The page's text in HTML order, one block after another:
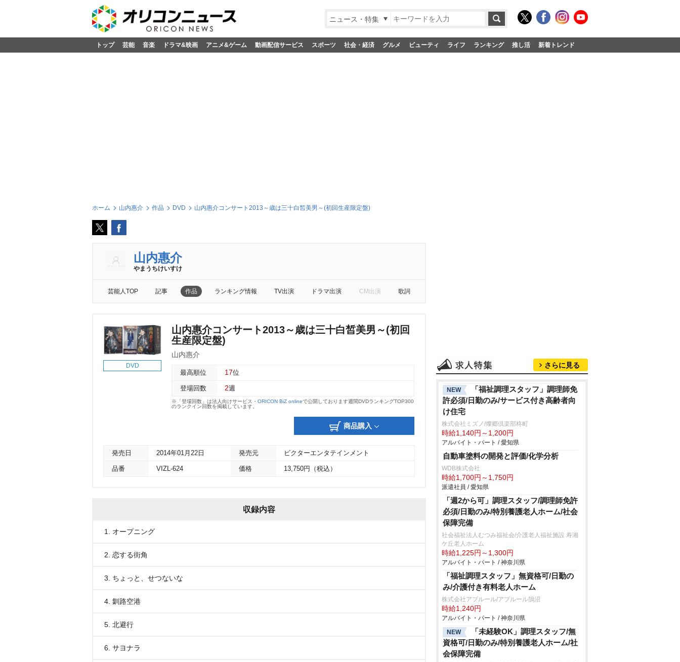
ニュース・特集
トップ 芸能 音楽 ドラマ&映画 アニメ&ゲーム 動画配信サービス スポーツ 社会・経済 グルメ ビューティ ライフ ランキング 推し活 新着トレンド
ホーム 山内惠介 作品 DVD 山内惠介コンサート2013～歳は三十白皙美男～(初回生産限定盤)
山内惠介
まうちけいすけ
芸能人TOP 記事 作品 ランキング情報 TV出演 ドラマ出演 CM出演 歌詞
DVD
山内惠介コンサート2013～歳は三十白皙美男～(初回
生産限定盤)
山内惠介
最高順位 17位
登場回数 2週
※「登場回数」は法人向けサービス・ ORICON BiZ onlineで公開しております週間DVDランキングTOP300
のランクイン回数を掲載しています。
商品購入
発売日 2014年01月22日 発売元 ビクターエンタテインメント
品番 VIZL-624 価格 13,750円（税込）
収録内容
1. オープニング
2. 恋する街角
3. ちょっと、せつないな
4. 釧路空港
5. 北避行
6. サヨナラ
さらに見る
NEW
「福祉調理スタッフ」調理師免
許必須/日勤のみ/サービス付き高齢者向
け住宅
株式会社ミズノ/燦郷倶楽部柊町
時給1,140円～1,200円
アルバイト・パート / 愛知県
自動車塗料の開発と評価/化学分析
WDB株式会社
時給1,700円～1,750円
派遣社員 / 愛知県
「週2から可」調理スタッフ/調理師免許
必須/日勤のみ/特別養護老人ホーム/社会
保障完備
社会福祉法人むつみ福祉会/介護老人福祉施設 寿湘
ケ丘老人ホーム
時給1,225円～1,300円
アルバイト・パート / 神奈川県
「福祉調理スタッフ」無資格可/日勤の
み/介護付き有料老人ホーム
株式会社アプルール/アプルール鵠沼
時給1,240円
アルバイト・パート / 神奈川県
NEW
「未経験OK」調理スタッフ/無
資格可/日勤のみ/特別養護老人ホーム/社
会保障完備